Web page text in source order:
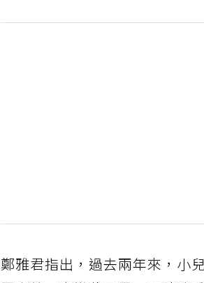
鄭雅君指出，過去兩年來，小